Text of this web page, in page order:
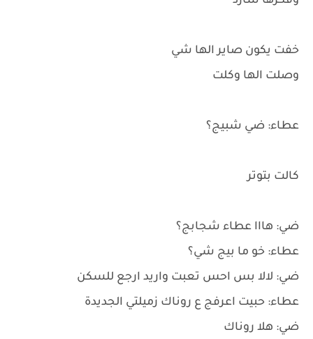
خفت يكون صاير الها شي
وصلت الها وكلت
عطاء: ضي شبيج؟
كالت بتوتر
ضي: هااا عطاء شجابج؟
عطاء: خو ما بيج شي؟
ضي: لالا بس احس تعبت واريد ارجع للسكن
عطاء: حبيت اعرفج ع روناك زميلتي الجديدة
ضي: هلا روناك